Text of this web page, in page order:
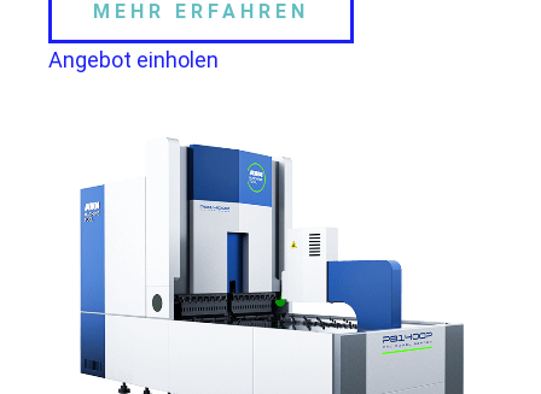
MEHR ERFAHREN
Angebot einholen